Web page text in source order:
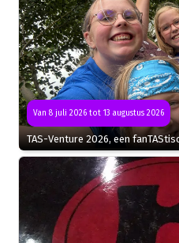
Van 8 juli 2026 tot 13 augustus 2026
TAS-Venture 2026, een